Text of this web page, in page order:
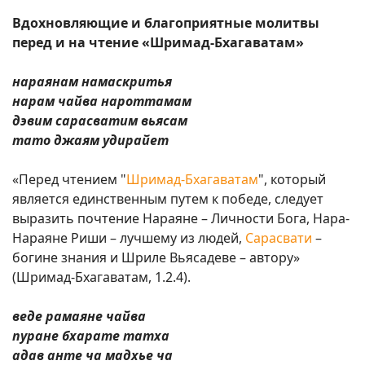
Вдохновляющие и благоприятные молитвы
перед и на чтение «Шримад-Бхагаватам»
нараянам намаскритья
нарам чайва нароттамам
дэвим сарасватим вьясам
тато джаям удирайет
«Перед чтением "Шримад-Бхагаватам", который
является единственным путем к победе, следует
выразить почтение Нараяне – Личности Бога, Нара-
Нараяне Риши – лучшему из людей, Сарасвати –
богине знания и Шриле Вьясадеве – автору»
(Шримад-Бхагаватам, 1.2.4).
веде рамаяне чайва
пуране бхарате татха
адав анте ча мадхье ча